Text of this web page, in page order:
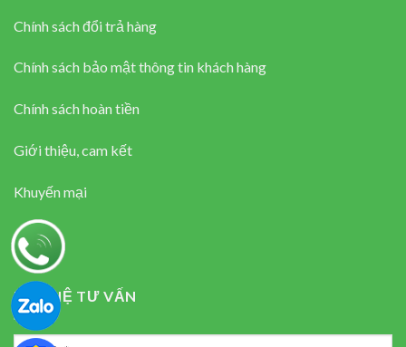
Chính sách đổi trả hàng
Chính sách bảo mật thông tin khách hàng
Chính sách hoàn tiền
Giới thiệu, cam kết
Khuyến mại
LIÊN HỆ TƯ VẤN